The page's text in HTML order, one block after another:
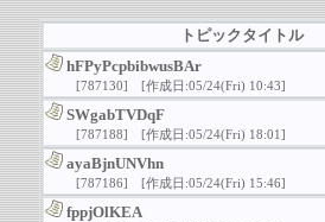
トピックタイトル
hFPyPcpbibwusBAr
[787130] [作成日:05/24(Fri) 10:43]
SWgabTVDqF
[787188] [作成日:05/24(Fri) 18:01]
ayaBjnUNVhn
[787186] [作成日:05/24(Fri) 15:46]
fppjOlKEA